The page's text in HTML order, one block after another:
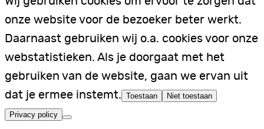
onze website voor de bezoeker beter werkt.
Daarnaast gebruiken wij o.a. cookies voor onze
webstatistieken. Als je doorgaat met het
gebruiken van de website, gaan we ervan uit
dat je ermee instemt. Toestaan Niet toestaan
Privacy policy